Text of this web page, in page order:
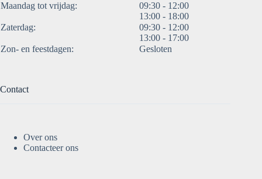
Maandag tot vrijdag:
09:30 - 12:00
13:00 - 18:00
Zaterdag:
09:30 - 12:00
13:00 - 17:00
Zon- en feestdagen:
Gesloten
Contact
Over ons
Contacteer ons